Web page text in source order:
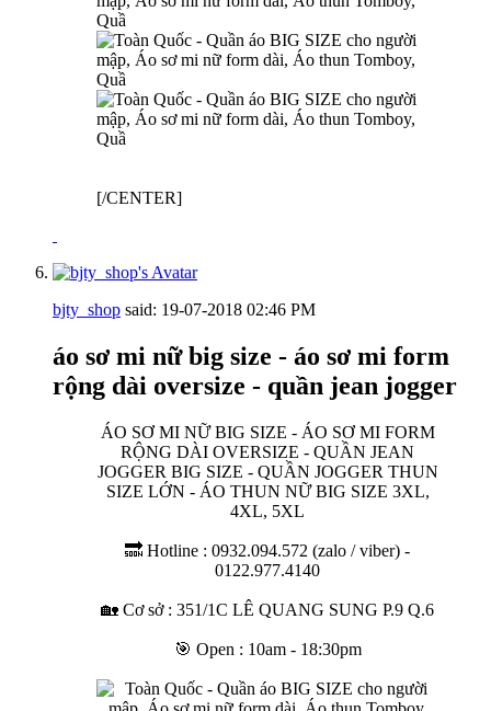
[/CENTER]
bjty_shop said: 19-07-2018 02:46 PM
áo sơ mi nữ big size - áo sơ mi form
rộng dài oversize - quần jean jogger
ÁO SƠ MI NỮ BIG SIZE - ÁO SƠ MI FORM
RỘNG DÀI OVERSIZE - QUẦN JEAN
JOGGER BIG SIZE - QUẦN JOGGER THUN
SIZE LỚN - ÁO THUN NỮ BIG SIZE 3XL,
4XL, 5XL
🔜 Hotline : 0932.094.572 (zalo / viber) -
0122.977.4140
🏡 Cơ sở : 351/1C LÊ QUANG SUNG P.9 Q.6
🎯 Open : 10am - 18:30pm